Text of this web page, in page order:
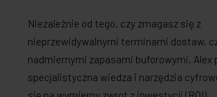
Niezależnie od tego, czy zmagasz się z
nieprzewidywalnymi terminami dostaw,
nadmiernymi zapasami buforowymi, Alex
specjalistyczna wiedza i narzędzia